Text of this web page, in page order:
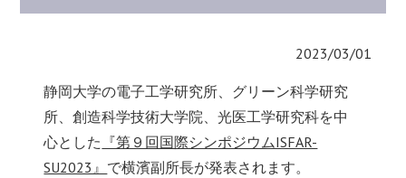
2023/03/01
静岡大学の電子工学研究所、グリーン科学研究
所、創造科学技術大学院、光医工学研究科を中
心とした 『第９回国際シンポジウムISFAR-
SU2023』 で横濱副所長が発表されます。